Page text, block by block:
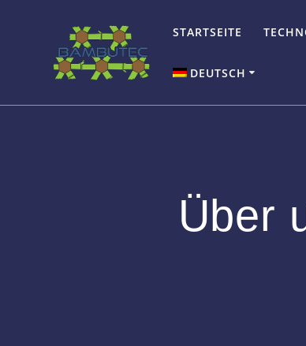
STARTSEITE
DEUTSCH
English
Über